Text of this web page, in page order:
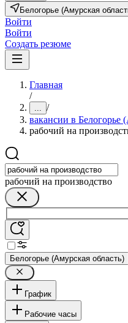
Белогорье (Амурская
Войти
Войти
Создать резюме
Главная
/
... /
вакансии в Белогорье
рабочий на
рабочий на производство
Белогорье (Амурская область)
График
Рабочие часы